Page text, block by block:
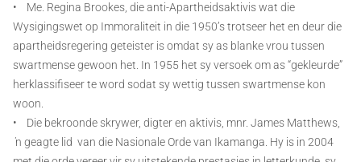
• Me. Regina Brookes, die anti-Apartheidsaktivis wat die
Wysigingswet op Immoraliteit in die 1950’s trotseer het en deur die
apartheidsregering geteister is omdat sy as blanke vrou tussen
swartmense gewoon het. In 1955 het sy versoek om as “gekleurde”
herklassifiseer te word sodat sy wettig tussen swartmense kon
woon.
• Die bekroonde skrywer, digter en aktivis, mnr. James Matthews,
ŉ geagte lid van die Nasionale Orde van Ikamanga. Hy is in 2004